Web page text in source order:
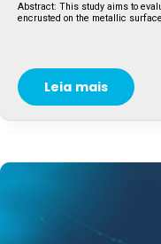
Abstract: This study aims to
encrusted on the metallic
Leia mais